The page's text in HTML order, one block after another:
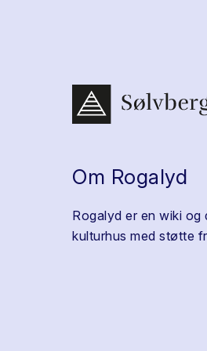
Om Rogalyd
Rogalyd er en wiki
kulturhus med støtte